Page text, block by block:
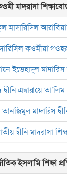
মাদরাসা
মাদারিসিল
কওমীয়া
ইত্তেহাদুল
এদ্বারায়ে
তানজিমুল মাদারিস
দ্বীনি মাদরাসা
ইসলামি শিক্ষা